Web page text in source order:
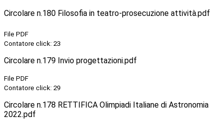
Circolare n.180 Filosofia in teatro-prosecuzione attività.pdf
File PDF
Contatore click: 23
Circolare n.179 Invio progettazioni.pdf
File PDF
Contatore click: 29
Circolare n.178 RETTIFICA Olimpiadi Italiane di Astronomia
2022.pdf